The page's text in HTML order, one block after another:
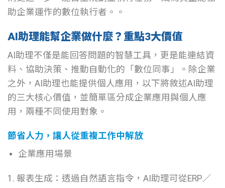
助企業運作的數位執行者。。
AI助理能幫企業做什麼？重點3大價值
AI助理不僅是能回答問題的智慧工具，更是能連結資
料、協助決策、推動自動化的「數位同事」。除企業
之外，AI助理也能提供個人應用，以下將敘述AI助理
的三大核心價值，並簡單區分成企業應用與個人應
用，兩種不同使用對象。
節省人力，讓人從重複工作中解放
企業應用場景
1. 報表生成：透過自然語言指令，AI助理可從ERP／